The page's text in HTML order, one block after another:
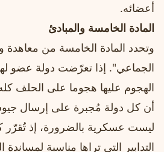
أعضائه.
المادة الخامسة والمبادئ
وتحدد المادة الخامسة من معاهدة
الجماعي". إذا تعرّضت دولة عضو
الهجوم عليها هجوما على الحلف
أن كل دولة مُجبرة على إرسال
ليست عسكرية بالضرورة، إذ تُقرّر
التدابير التي تراها مناسبة